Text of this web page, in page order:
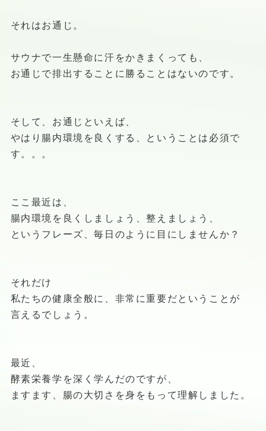
それはお通じ。
サウナで一生懸命に汗をかきまくっても、
お通じで排出することに勝ることはないのです。
そして、お通じといえば、
やはり腸内環境を良くする、ということは必須で
す。。。
ここ最近は、
腸内環境を良くしましょう、整えましょう、
というフレーズ、毎日のように目にしませんか？
それだけ
私たちの健康全般に、非常に重要だということが
言えるでしょう。
最近、
酵素栄養学を深く学んだのですが、
ますます、腸の大切さを身をもって理解しました。